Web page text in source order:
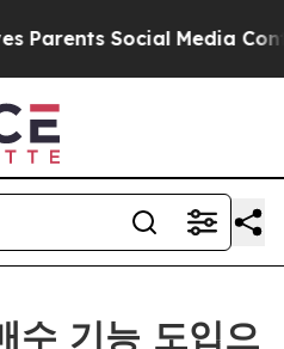
Social Media Controls
기능 도입으